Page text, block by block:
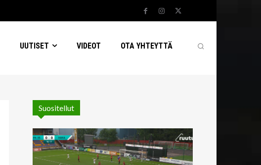
UUTISET VIDEOT OTA YHTEYTTÄ
Suositellut